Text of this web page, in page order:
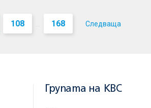
108 ... 168 Следваща
Групата на KBC